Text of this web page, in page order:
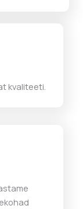
kvaliteeti.